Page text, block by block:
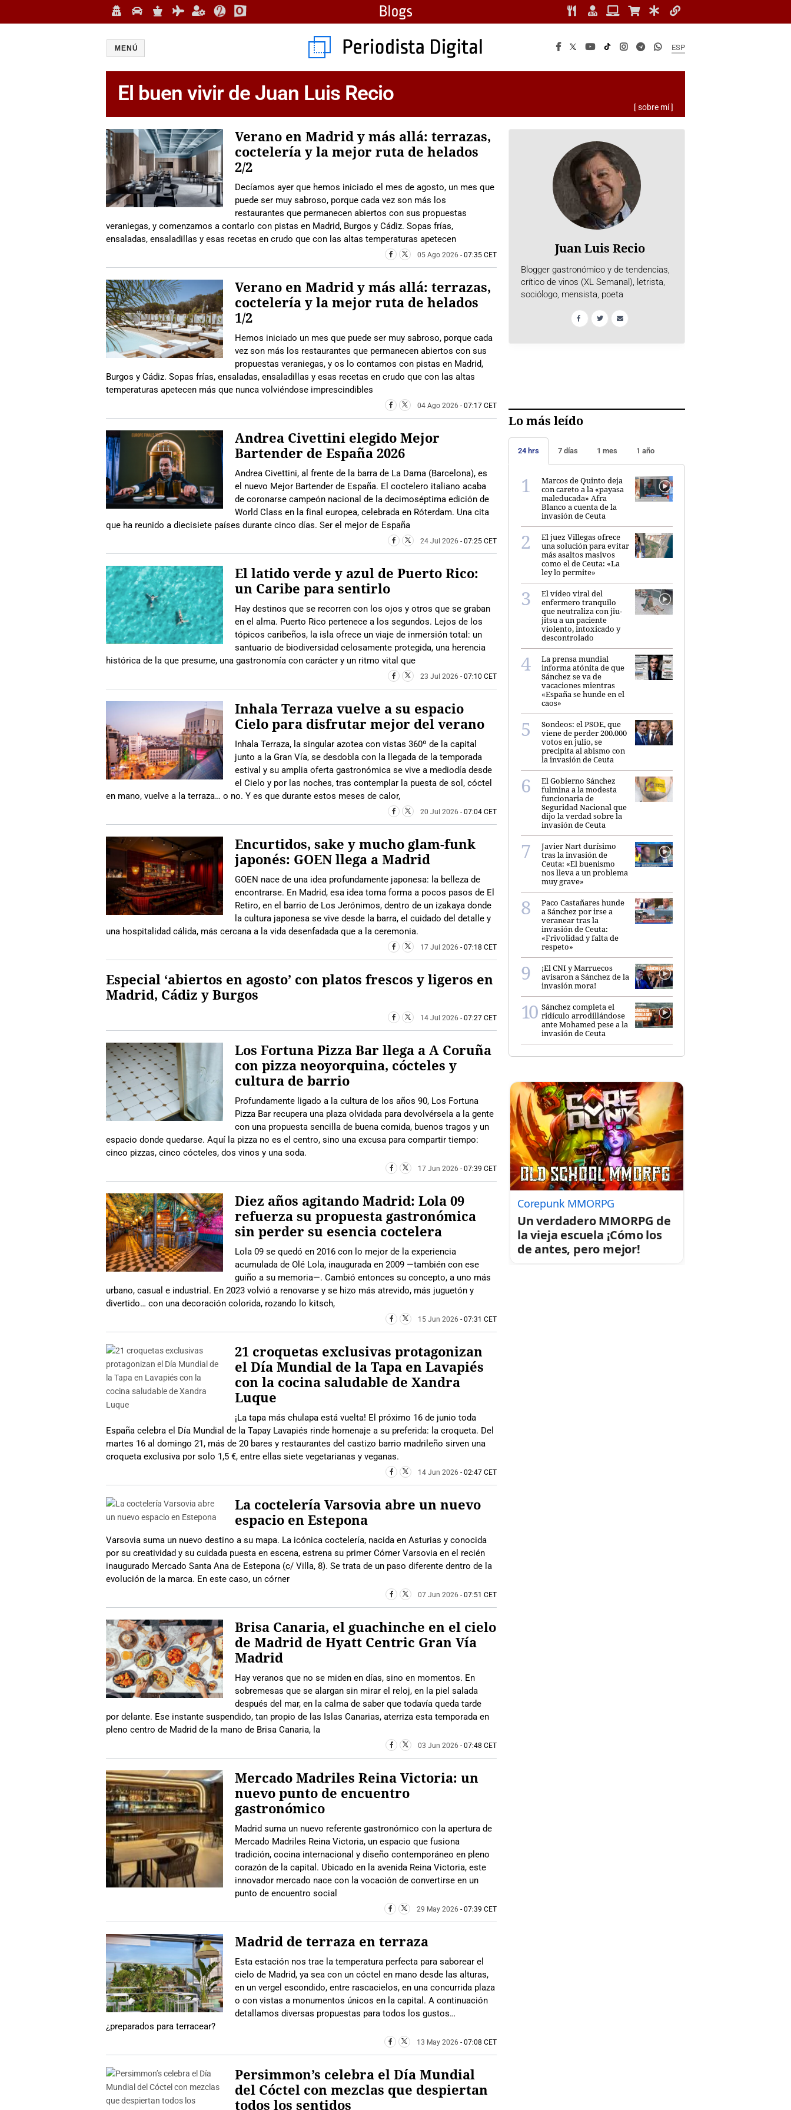
ESP
MENÚ
El buen vivir de Juan Luis Recio
[ sobre mí ]
Verano en Madrid y más allá: terrazas,
coctelería y la mejor ruta de helados
2/2
Decíamos ayer que hemos iniciado el mes de agosto, un mes que
puede ser muy sabroso, porque cada vez son más los
restaurantes que permanecen abiertos con sus propuestas
veraniegas, y comenzamos a contarlo con pistas en Madrid, Burgos y Cádiz. Sopas frías,
ensaladas, ensaladillas y esas recetas en crudo que con las altas temperaturas apetecen
05 Ago 2026 - 07:35 CET
Verano en Madrid y más allá: terrazas,
coctelería y la mejor ruta de helados
1/2
Hemos iniciado un mes que puede ser muy sabroso, porque cada
vez son más los restaurantes que permanecen abiertos con sus
propuestas veraniegas, y os lo contamos con pistas en Madrid,
Burgos y Cádiz. Sopas frías, ensaladas, ensaladillas y esas recetas en crudo que con las altas
temperaturas apetecen más que nunca volviéndose imprescindibles
04 Ago 2026 - 07:17 CET
Andrea Civettini elegido Mejor
Bartender de España 2026
Andrea Civettini, al frente de la barra de La Dama (Barcelona), es
el nuevo Mejor Bartender de España. El coctelero italiano acaba
de coronarse campeón nacional de la decimoséptima edición de
World Class en la final europea, celebrada en Róterdam. Una cita
que ha reunido a diecisiete países durante cinco días. Ser el mejor de España
24 Jul 2026 - 07:25 CET
El latido verde y azul de Puerto Rico:
un Caribe para sentirlo
Hay destinos que se recorren con los ojos y otros que se graban
en el alma. Puerto Rico pertenece a los segundos. Lejos de los
tópicos caribeños, la isla ofrece un viaje de inmersión total: un
santuario de biodiversidad celosamente protegida, una herencia
histórica de la que presume, una gastronomía con carácter y un ritmo vital que
23 Jul 2026 - 07:10 CET
Inhala Terraza vuelve a su espacio
Cielo para disfrutar mejor del verano
Inhala Terraza, la singular azotea con vistas 360º de la capital
junto a la Gran Vía, se desdobla con la llegada de la temporada
estival y su amplia oferta gastronómica se vive a mediodía desde
el Cielo y por las noches, tras contemplar la puesta de sol, cóctel
en mano, vuelve a la terraza… o no. Y es que durante estos meses de calor,
20 Jul 2026 - 07:04 CET
Encurtidos, sake y mucho glam-funk
japonés: GOEN llega a Madrid
GOEN nace de una idea profundamente japonesa: la belleza de
encontrarse. En Madrid, esa idea toma forma a pocos pasos de El
Retiro, en el barrio de Los Jerónimos, dentro de un izakaya donde
la cultura japonesa se vive desde la barra, el cuidado del detalle y
una hospitalidad cálida, más cercana a la vida desenfadada que a la ceremonia.
17 Jul 2026 - 07:18 CET
Especial ‘abiertos en agosto’ con platos frescos y ligeros en
Madrid, Cádiz y Burgos
14 Jul 2026 - 07:27 CET
Los Fortuna Pizza Bar llega a A Coruña
con pizza neoyorquina, cócteles y
cultura de barrio
Profundamente ligado a la cultura de los años 90, Los Fortuna
Pizza Bar recupera una plaza olvidada para devolvérsela a la gente
con una propuesta sencilla de buena comida, buenos tragos y un
espacio donde quedarse. Aquí la pizza no es el centro, sino una excusa para compartir tiempo:
cinco pizzas, cinco cócteles, dos vinos y una soda.
17 Jun 2026 - 07:39 CET
Diez años agitando Madrid: Lola 09
refuerza su propuesta gastronómica
sin perder su esencia coctelera
Lola 09 se quedó en 2016 con lo mejor de la experiencia
acumulada de Olé Lola, inaugurada en 2009 —también con ese
guiño a su memoria—. Cambió entonces su concepto, a uno más
urbano, casual e industrial. En 2023 volvió a renovarse y se hizo más atrevido, más juguetón y
divertido… con una decoración colorida, rozando lo kitsch,
15 Jun 2026 - 07:31 CET
21 croquetas exclusivas protagonizan
el Día Mundial de la Tapa en Lavapiés
con la cocina saludable de Xandra
Luque
¡La tapa más chulapa está vuelta! El próximo 16 de junio toda
España celebra el Día Mundial de la Tapay Lavapiés rinde homenaje a su preferida: la croqueta. Del
martes 16 al domingo 21, más de 20 bares y restaurantes del castizo barrio madrileño sirven una
croqueta exclusiva por solo 1,5 €, entre ellas siete vegetarianas y veganas.
14 Jun 2026 - 02:47 CET
La coctelería Varsovia abre un nuevo
espacio en Estepona
Varsovia suma un nuevo destino a su mapa. La icónica coctelería, nacida en Asturias y conocida
por su creatividad y su cuidada puesta en escena, estrena su primer Córner Varsovia en el recién
inaugurado Mercado Santa Ana de Estepona (c/ Villa, 8). Se trata de un paso diferente dentro de la
evolución de la marca. En este caso, un córner
07 Jun 2026 - 07:51 CET
Brisa Canaria, el guachinche en el cielo
de Madrid de Hyatt Centric Gran Vía
Madrid
Hay veranos que no se miden en días, sino en momentos. En
sobremesas que se alargan sin mirar el reloj, en la piel salada
después del mar, en la calma de saber que todavía queda tarde
por delante. Ese instante suspendido, tan propio de las Islas Canarias, aterriza esta temporada en
pleno centro de Madrid de la mano de Brisa Canaria, la
03 Jun 2026 - 07:48 CET
Mercado Madriles Reina Victoria: un
nuevo punto de encuentro
gastronómico
Madrid suma un nuevo referente gastronómico con la apertura de
Mercado Madriles Reina Victoria, un espacio que fusiona
tradición, cocina internacional y diseño contemporáneo en pleno
corazón de la capital. Ubicado en la avenida Reina Victoria, este
innovador mercado nace con la vocación de convertirse en un
punto de encuentro social
29 May 2026 - 07:39 CET
Madrid de terraza en terraza
Esta estación nos trae la temperatura perfecta para saborear el
cielo de Madrid, ya sea con un cóctel en mano desde las alturas,
en un vergel escondido, entre rascacielos, en una concurrida plaza
o con vistas a monumentos únicos en la capital. A continuación
detallamos diversas propuestas para todos los gustos…
¿preparados para terracear?
13 May 2026 - 07:08 CET
Persimmon’s celebra el Día Mundial
del Cóctel con mezclas que despiertan
todos los sentidos
Juan Luis Recio
Blogger gastronómico y de tendencias,
crítico de vinos (XL Semanal), letrista,
sociólogo, mensista, poeta
Lo más leído
24 hrs 7 días 1 mes 1 año
Marcos de Quinto deja
con careto a la «payasa
maleducada» Afra
Blanco a cuenta de la
invasión de Ceuta
El juez Villegas ofrece
una solución para evitar
más asaltos masivos
como el de Ceuta: «La
ley lo permite»
El vídeo viral del
enfermero tranquilo
que neutraliza con jiu-
jitsu a un paciente
violento, intoxicado y
descontrolado
La prensa mundial
informa atónita de que
Sánchez se va de
vacaciones mientras
«España se hunde en el
caos»
Sondeos: el PSOE, que
viene de perder 200.000
votos en julio, se
precipita al abismo con
la invasión de Ceuta
El Gobierno Sánchez
fulmina a la modesta
funcionaria de
Seguridad Nacional que
dijo la verdad sobre la
invasión de Ceuta
Javier Nart durísimo
tras la invasión de
Ceuta: «El buenismo
nos lleva a un problema
muy grave»
Paco Castañares hunde
a Sánchez por irse a
veranear tras la
invasión de Ceuta:
«Frivolidad y falta de
respeto»
¡El CNI y Marruecos
avisaron a Sánchez de la
invasión mora!
Sánchez completa el
ridículo arrodillándose
ante Mohamed pese a la
invasión de Ceuta
Corepunk MMORPG
Un verdadero MMORPG de
la vieja escuela ¡Cómo los
de antes, pero mejor!